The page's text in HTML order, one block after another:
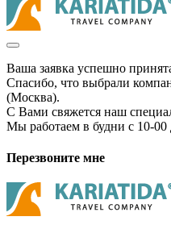
Ваша заявка успешно
Спасибо, что выбрали
(Москва).
С Вами свяжется наш
Мы работаем в будни с 10-00
Перезвоните мне